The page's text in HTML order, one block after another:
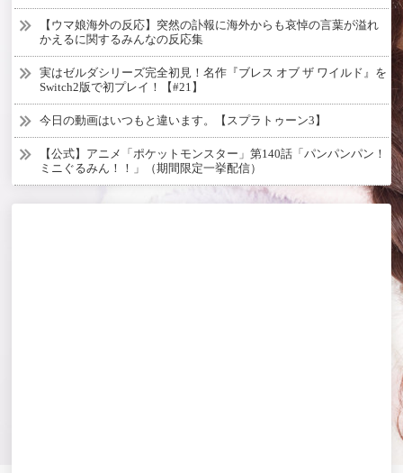
【ウマ娘海外の反応】突然の訃報に海外からも哀悼の言葉が溢れ
かえるに関するみんなの反応集
実はゼルダシリーズ完全初見！名作『ブレス オブ ザ ワイルド』を
Switch2版で初プレイ！【#21】
今日の動画はいつもと違います。【スプラトゥーン3】
【公式】アニメ「ポケットモンスター」第140話「パンパンパン！
ミニぐるみん！！」（期間限定一挙配信）